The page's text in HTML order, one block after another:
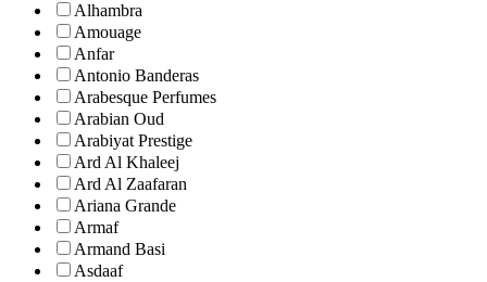
Alhambra
Amouage
Anfar
Antonio Banderas
Arabesque Perfumes
Arabian Oud
Arabiyat Prestige
Ard Al Khaleej
Ard Al Zaafaran
Ariana Grande
Armaf
Armand Basi
Asdaaf